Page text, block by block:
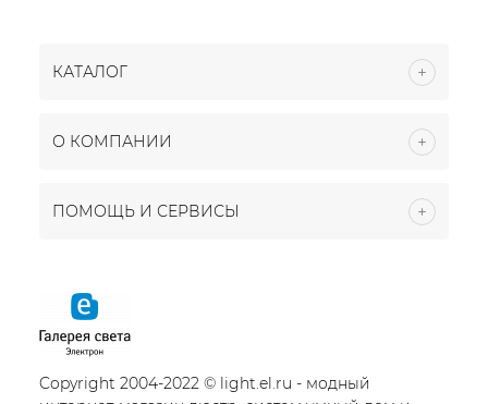
КАТАЛОГ
О КОМПАНИИ
ПОМОЩЬ И СЕРВИСЫ
Copyright 2004-2022 © light.el.ru - модный